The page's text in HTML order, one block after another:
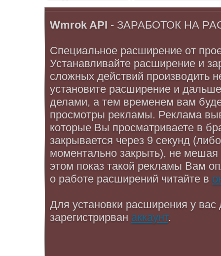
Wmrok API - ЗАРАБОТОК НА
Специальное расширение от
Устанавливайте расширение и
сложных действий производить
установите расширение и
делами, а тем временем вам
просмотры рекламы. Реклама
которые Вы просматриваете в
закрывается через 9 секунд
моментально закрыть), не
этом показ такой рекламы Вам
о работе расширений читайте в
Для установки расширения у
зарегистрирван аккаунт.